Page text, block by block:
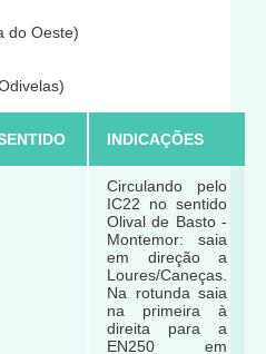
do Oeste)
INDICAÇÕES
Circulando pelo
IC22 no sentido
Olival de Basto -
Montemor: saia
em direção a
Loures/Caneças.
Na rotunda saia
na primeira à
direita para a
EN250 em